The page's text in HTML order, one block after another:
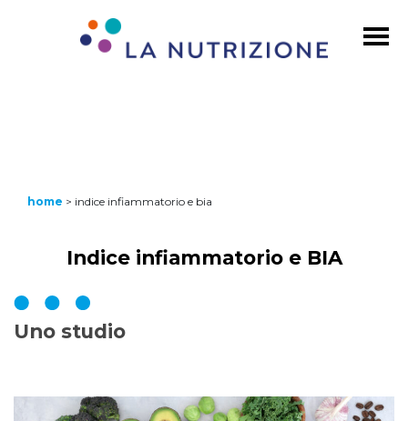
home > indice infiammatorio e bia
Indice infiammatorio e BIA
Uno studio